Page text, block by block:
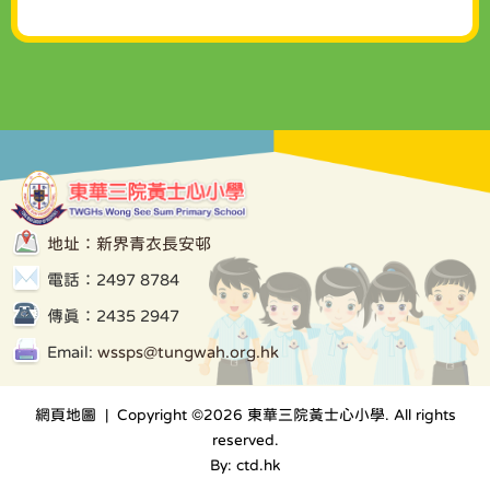
地址：新界青衣長安邨
電話：2497 8784
傳真：2435 2947
Email:wssps@tungwah.org.hk
網頁地圖 | Copyright ©2026 東華三院黃士心小學. All rights
reserved.
By: ctd.hk